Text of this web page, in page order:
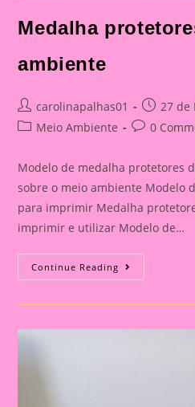
Medalha
ambiente
Post
author:
carolinapalhas01
Post27 de
PostMeio Ambiente
Post0
Modelo de medalha protetores
sobre o meio ambiente Modelo
para imprimir Medalha
imprimir e utilizar Modelo de…
Continue Reading Medalha
Protetores
Meio